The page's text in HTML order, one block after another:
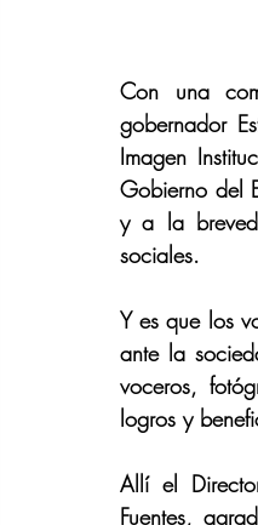
Con una
gobernador
Imagen
Gobierno del
y a la
sociales.
Y es que los
ante la
voceros,
logros y
Allí el
Fuentes,